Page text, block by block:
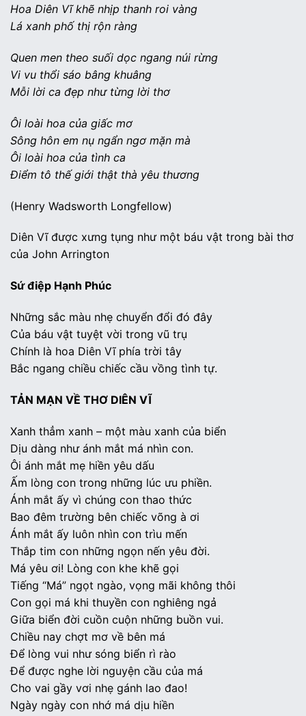
Hoa Diên Vĩ khẽ nhịp thanh roi vàng
Lá xanh phố thị rộn ràng
Quen men theo suối dọc ngang núi rừng
Vi vu thổi sáo bâng khuâng
Mỗi lời ca đẹp như từng lời thơ
Ôi loài hoa của giấc mơ
Sông hôn em nụ ngẩn ngơ mặn mà
Ôi loài hoa của tình ca
Điểm tô thế giới thật thà yêu thương
(Henry Wadsworth Longfellow)
Diên Vĩ được xưng tụng như một báu vật trong bài thơ
của John Arrington
Sứ điệp Hạnh Phúc
Những sắc màu nhẹ chuyển đổi đó đây
Của báu vật tuyệt vời trong vũ trụ
Chính là hoa Diên Vĩ phía trời tây
Bắc ngang chiều chiếc cầu vồng tình tự.
TẢN MẠN VỀ THƠ DIÊN VĨ
Xanh thẳm xanh – một màu xanh của biển
Dịu dàng như ánh mắt má nhìn con.
Ôi ánh mắt mẹ hiền yêu dấu
Ấm lòng con trong những lúc ưu phiền.
Ánh mắt ấy vì chúng con thao thức
Bao đêm trường bên chiếc võng à ơi
Ánh mắt ấy luôn nhìn con trìu mến
Thắp tim con những ngọn nến yêu đời.
Má yêu ơi! Lòng con khe khẽ gọi
Tiếng “Má” ngọt ngào, vọng mãi không thôi
Con gọi má khi thuyền con nghiêng ngả
Giữa biển đời cuồn cuộn những buồn vui.
Chiều nay chợt mơ về bên má
Để lòng vui như sóng biển rì rào
Để được nghe lời nguyện cầu của má
Cho vai gầy vơi nhẹ gánh lao đao!
Ngày ngày con nhớ má dịu hiền